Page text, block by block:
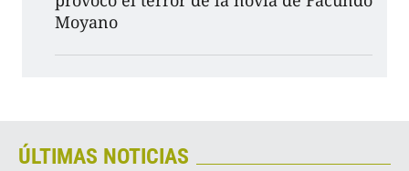
Moyano
ÚLTIMAS NOTICIAS